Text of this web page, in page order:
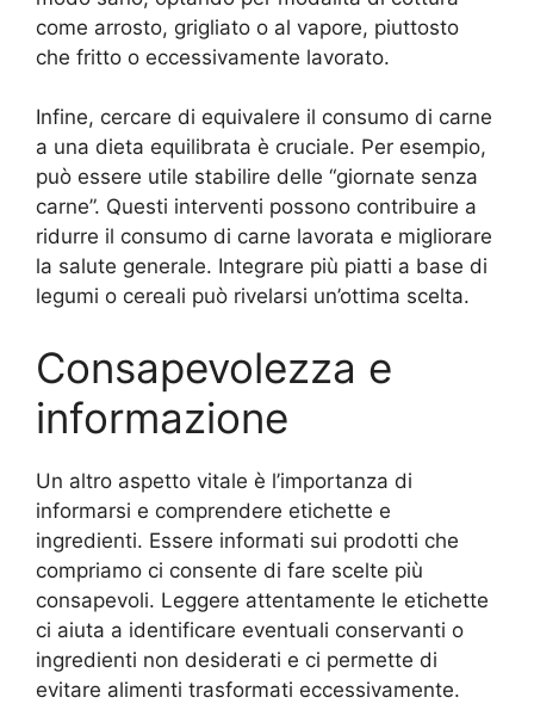
come arrosto, grigliato o al vapore, piuttosto
che fritto o eccessivamente lavorato.
Infine, cercare di equivalere il consumo di carne
a una dieta equilibrata è cruciale. Per esempio,
può essere utile stabilire delle “giornate senza
carne”. Questi interventi possono contribuire a
ridurre il consumo di carne lavorata e migliorare
la salute generale. Integrare più piatti a base di
legumi o cereali può rivelarsi un’ottima scelta.
Consapevolezza e
informazione
Un altro aspetto vitale è l’importanza di
informarsi e comprendere etichette e
ingredienti. Essere informati sui prodotti che
compriamo ci consente di fare scelte più
consapevoli. Leggere attentamente le etichette
ci aiuta a identificare eventuali conservanti o
ingredienti non desiderati e ci permette di
evitare alimenti trasformati eccessivamente.